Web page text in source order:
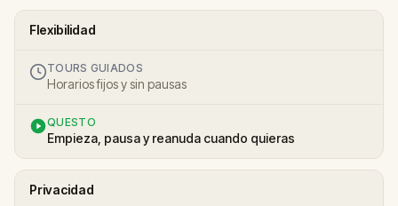
Flexibilidad
TOURS GUIADOS
Horarios fijos y sin pausas
QUESTO
Empieza, pausa y reanuda cuando quieras
Privacidad